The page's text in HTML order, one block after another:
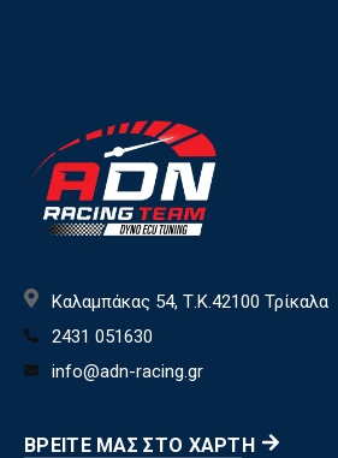
Καλαμπάκας 54, Τ.Κ.42100 Τρίκαλα
2431 051630
info@adn-racing.gr
ΒΡΕΊΤΕ ΜΑΣ ΣΤΟ ΧΆΡΤΗ